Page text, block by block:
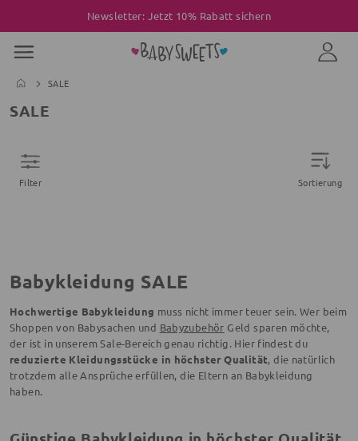
Newsletter: Jetzt 10% Rabatt sichern
SALE
SALE
Filter Sortierung
Babykleidung SALE
Hochwertige Babykleidung muss nicht immer teuer sein. Wer beim
Shoppen von Babysachen und Babyzubehör Geld sparen möchte,
der ist in unserem Sale-Bereich genau richtig. Hier findest du
reduzierte Kleidungsstücke in höchster Qualität, die natürlich
trotzdem alle Ansprüche erfüllen, die Eltern an Babykleidung
haben.